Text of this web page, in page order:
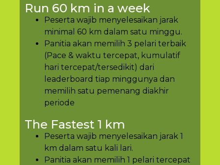
Run 60 km in a week
Peserta wajib menyelesaikan jarak
minimal 60 km dalam satu minggu.
Panitia akan memilih 3 pelari terbaik
(Pace & waktu tercepat, kumulatif
hari tercepat/tersedikit) dari
leaderboard tiap minggunya dan
memilih satu pemenang diakhir
periode
The Fastest 1 km
Peserta wajib menyelesaikan jarak 1
km dalam satu kali lari.
Panitia akan memilih 1 pelari tercepat